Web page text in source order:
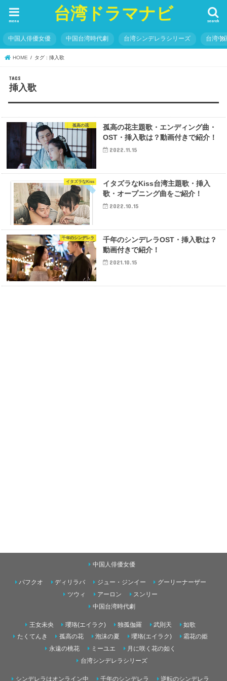
台湾ドラマナビ search
menu
中国人俳優女優 中国台湾時代劇 台湾シンデレラシリーズ 台湾中
HOME タグ : 挿入歌
挿入歌
孤高の花
孤高の花主題歌・エンディング曲・
OST・挿入歌は？動画付きで紹介！
2022.11.15
イタズラなKiss
イタズラなKiss台湾主題歌・挿入
歌・オープニング曲をご紹介！
2022.10.15
千年のシンデレラ
千年のシンデレラOST・挿入歌は？
動画付きで紹介！
2021.10.15
中国人俳優女優
パフクオ ディリラバ ジュー・ジンイー
グーリーナーザー
ツウィ
アーロン
スンリー
中国台湾時代劇
王女未央 瓔珞(エイラク) 独孤伽羅 武則天
如歌
たくてんき
孤高の花 泡沫の夏 瓔珞(エイラク)
霜花の姫
永遠の桃花
ミーユエ
月に咲く花の如く
台湾シンデレラシリーズ
シンデレラはオンライン中 千年のシンデレラ 逆転のシンデレラ